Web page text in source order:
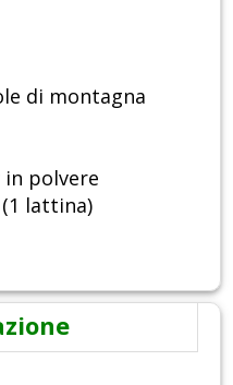
di montagna
in polvere
lattina)